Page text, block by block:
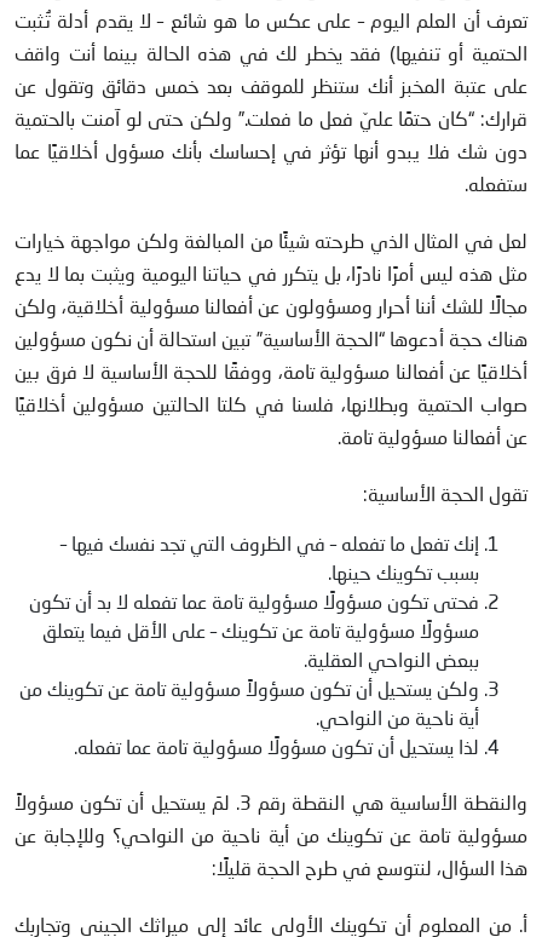
تعرف أن العلم اليوم – على عكس ما هو شائع – لا يقدم أدلة تُثبت
الحتمية أو تنفيها) فقد يخطر لك في هذه الحالة بينما أنت واقف
على عتبة المخبز أنك ستنظر للموقف بعد خمس دقائق وتقول عن
قرارك: “كان حتمًا عليّ فعل ما فعلت.” ولكن حتى لو آمنت بالحتمية
دون شك فلا يبدو أنها تؤثر في إحساسك بأنك مسؤول أخلاقيًا عما
ستفعله.
لعل في المثال الذي طرحته شيئًا من المبالغة ولكن مواجهة خيارات
مثل هذه ليس أمرًا نادرًا، بل يتكرر في حياتنا اليومية ويثبت بما لا يدع
مجالًا للشك أننا أحرار ومسؤولون عن أفعالنا مسؤولية أخلاقية، ولكن
هناك حجة أدعوها “الحجة الأساسية” تبين استحالة أن نكون مسؤولين
أخلاقيًا عن أفعالنا مسؤولية تامة، ووفقًا للحجة الأساسية لا فرق بين
صواب الحتمية وبطلانها، فلسنا في كلتا الحالتين مسؤولين أخلاقيًا
عن أفعالنا مسؤولية تامة.
تقول الحجة الأساسية:
إنك تفعل ما تفعله – في الظروف التي تجد نفسك فيها –
بسبب تكوينك حينها.
فحتى تكون مسؤولًا مسؤولية تامة عما تفعله لا بد أن تكون
مسؤولًا مسؤولية تامة عن تكوينك – على الأقل فيما يتعلق
ببعض النواحي العقلية.
ولكن يستحيل أن تكون مسؤولاً مسؤولية تامة عن تكوينك من
أية ناحية من النواحي.
لذا يستحيل أن تكون مسؤولًا مسؤولية تامة عما تفعله.
والنقطة الأساسية هي النقطة رقم 3. لمَ يستحيل أن تكون مسؤولاً
مسؤولية تامة عن تكوينك من أية ناحية من النواحي؟ وللإجابة عن
هذا السؤال، لنتوسع في طرح الحجة قليلًا:
أ. من المعلوم أن تكوينك الأولي عائد إلى ميراثك الجيني وتجاربك